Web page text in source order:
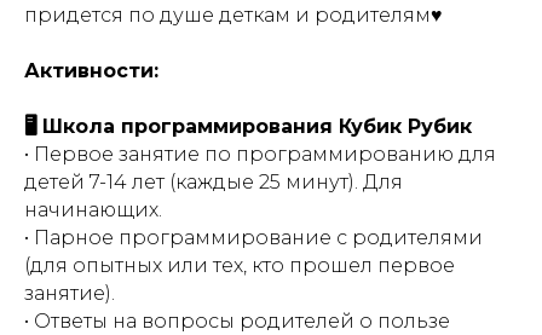
придется по душе деткам и родителям♥
Активности:
🖥 Школа программирования Кубик Рубик
• Первое занятие по программированию для
детей 7-14 лет (каждые 25 минут). Для
начинающих.
• Парное программирование с родителями
(для опытных или тех, кто прошел первое
занятие).
• Ответы на вопросы родителей о пользе